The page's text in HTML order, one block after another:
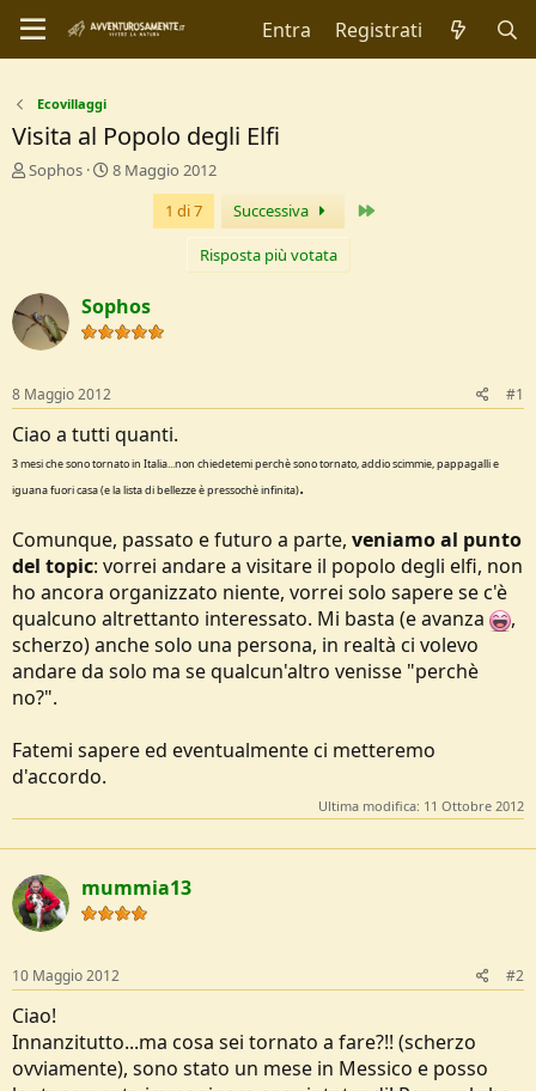
Entra Registrati
Ecovillaggi
Visita al Popolo degli Elfi
C
r
e
D
s
c
u
s
s
i
n
Sophos
D
I
n
i
o
8 Maggio 2012
1 di 7
Successiva
Risposta più votata
Sophos
8 Maggio 2012 #1
Ciao a tutti quanti.
3 mesi che sono tornato in Italia...non chiedetemi perchè sono tornato, addio scimmie, pappagalli e
iguana fuori casa (e la lista di bellezze è pressochè infinita).
Comunque, passato e futuro a parte, veniamo al punto
del topic: vorrei andare a visitare il popolo degli elfi, non
ho ancora organizzato niente, vorrei solo sapere se c'è
qualcuno altrettanto interessato. Mi basta (e avanza
,
scherzo) anche solo una persona, in realtà ci volevo
andare da solo ma se qualcun'altro venisse "perchè
no?".
Fatemi sapere ed eventualmente ci metteremo
d'accordo.
Ultima modifica: 11 Ottobre 2012
mummia13
10 Maggio 2012 #2
Ciao!
Innanzitutto...ma cosa sei tornato a fare?!! (scherzo
ovviamente), sono stato un mese in Messico e posso